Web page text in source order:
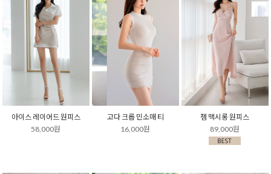
아이스 레이어드 원피스
58,000원
고다 크롭 민소매 티
16,000원
젬 맥시롱 원피스
89,000원